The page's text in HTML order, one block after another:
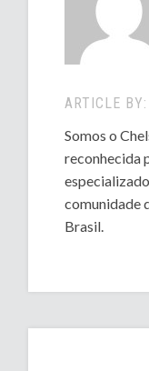
ARTICLE
Somos o
reconhecida
comunidade
Brasil.